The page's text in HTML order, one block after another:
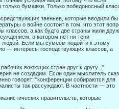
только бумажки. Только победоносный
звеньев, которые вводили бы
о войне состоит в том, что этот
классов, а как будто две стра­ны жили
в котором нет ни тени
людей. Если мы сумеем подойти к этому
— интересы господствующих классов, а
воюющих стран друг к другу..."
не соз­дадим. Если один мыслитель
говорят: "конференции собираются для
так рассуждают. В ча­стности — это
правительств, которые